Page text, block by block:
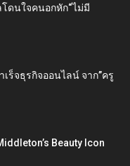
โดนใจคนอกหัก“ไม่มี
ร็จธุรกิจออนไลน์ จาก”ครู
Beauty Icon